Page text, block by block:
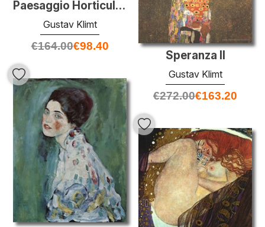
Paesaggio Horticultural con una collina
Gustav Klimt
€164.00€98.40
Speranza II
Gustav Klimt
€272.00€163.20